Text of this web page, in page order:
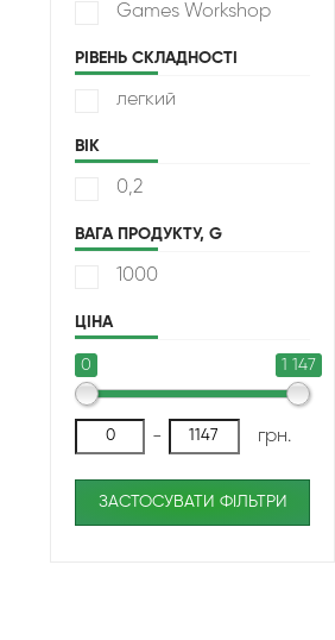
Games Workshop
РІВЕНЬ СКЛАДНОСТІ
легкий
ВІК
0,2
ВАГА ПРОДУКТУ, G
1000
ЦІНА
0 1 147
- грн.
ЗАСТОСУВАТИ ФІЛЬТРИ